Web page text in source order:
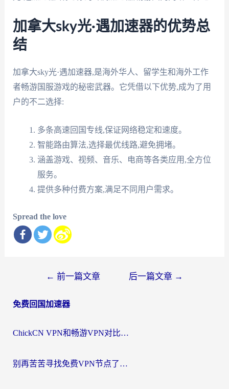
加拿大sky光·遇加速器的优势总
结
加拿大sky光·遇加速器,是海外华人、留学生和海外工作
者畅游国服游戏的秘密武器。它凭借以下优势,成为了用
户的不二选择:
多条高速回国专线,保证网络稳定和速度。
智能路由算法,选择最优线路,避免拥堵。
涵盖游戏、视频、音乐、电商等各类应用,全方位
服务。
提供多种付费方案,满足不同用户需求。
Spread the love
导
← 前一篇文章 后一篇文章 →
免费回国加速器
ChickCN VPN和畅游VPN对比哪个回国效果更好？海外党必看的回国加速器选择指南
别再苦苦寻找免费VPN节点了，这才是海外访问国内资源的正确姿势